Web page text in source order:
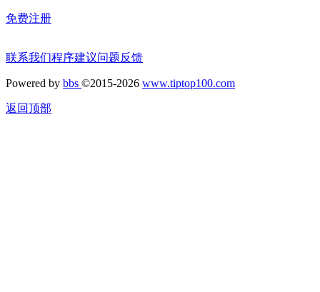
免费注册
联系我们程序建议问题反馈
Powered by bbs ©2015-2026 www.tiptop100.com
返回顶部